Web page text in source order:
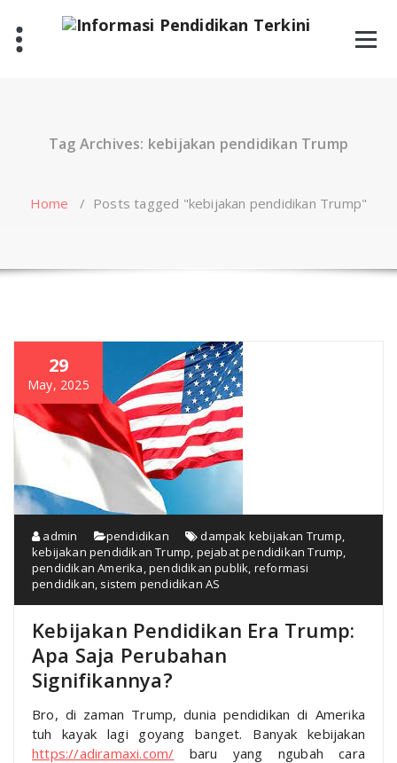
content
Tag Archives: kebijakan pendidikan Trump
Home / Posts tagged "kebijakan pendidikan Trump"
29
May, 2025
admin pendidikan dampak kebijakan Trump,
kebijakan pendidikan Trump, pejabat pendidikan Trump,
pendidikan Amerika,pendidikan publik, reformasi
pendidikan, sistem pendidikan AS
Kebijakan Pendidikan Era Trump:
Apa Saja Perubahan
Signifikannya?
Bro, di zaman Trump, dunia pendidikan di Amerika
tuh kayak lagi goyang banget. Banyak kebijakan
https://adiramaxi.com/ baru yang ngubah cara